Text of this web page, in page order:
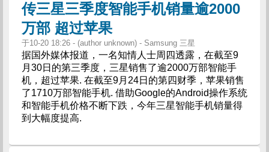
传三星三季度智能手机销量逾2000
万部 超过苹果
于10-20 18:26 - (author unknown) - Samsung 三星
据国外媒体报道，一名知情人士周四透露，在截至9
月30日的第三季度，三星销售了逾2000万部智能手
机，超过苹果. 在截至9月24日的第四财季，苹果销售
了1710万部智能手机. 借助Google的Android操作系统
和智能手机价格不断下跌，今年三星智能手机销量得
到大幅度提高.